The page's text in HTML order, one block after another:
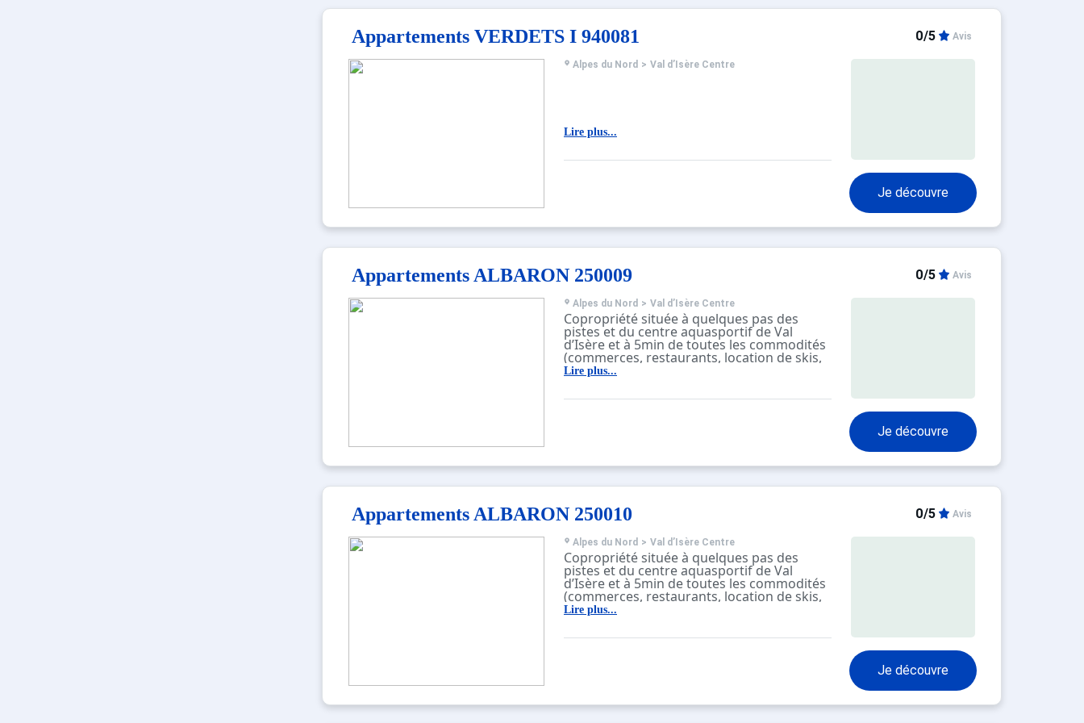
Appartements VERDETS I 940081 0/5 Avis
Alpes du Nord > Val d’Isère Centre
Lire plus...
Je découvre
Appartements ALBARON 250009 0/5 Avis
Alpes du Nord > Val d’Isère Centre
Copropriété située à quelques pas des
pistes et du centre aquasportif de Val
d’Isère et à 5min de toutes les commodités
(commerces, restaurants, location de skis,
cours de skis…).
digicode et gardien.
Lire plus...
Je découvre
Appartements ALBARON 250010 0/5 Avis
Alpes du Nord > Val d’Isère Centre
Copropriété située à quelques pas des
pistes et du centre aquasportif de Val
d’Isère et à 5min de toutes les commodités
(commerces, restaurants, location de skis,
cours de skis…).
digicode et gardien.
Lire plus...
Je découvre